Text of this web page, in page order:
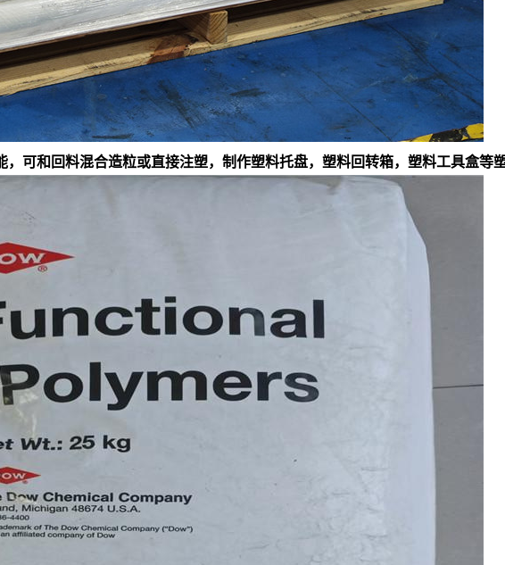
可和回料混合造粒或直接注塑，制作塑料托盘，塑料回转箱，塑料工具盒等塑